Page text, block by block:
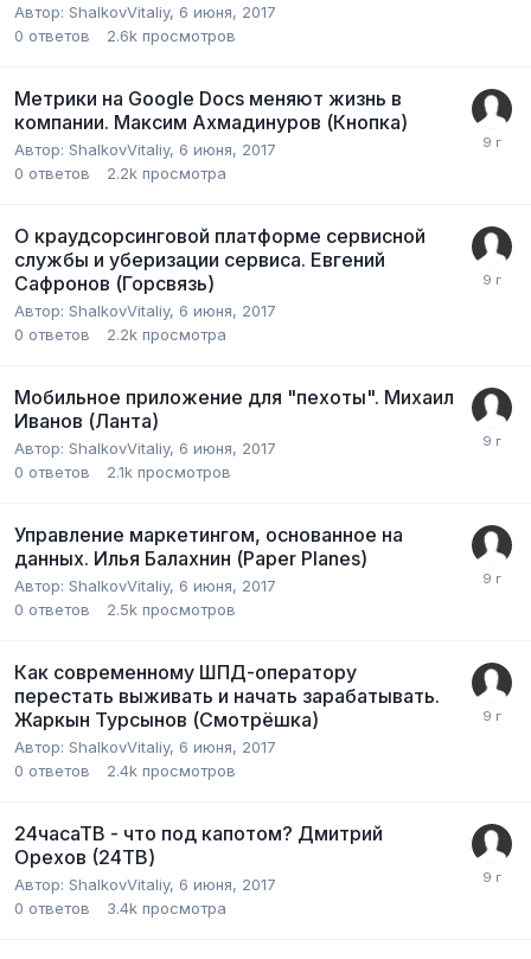
Автор: ShalkovVitaliy, 6 июня, 2017
0 ответов 2.6k просмотров
Метрики на Google Docs меняют жизнь в
компании. Максим Ахмадинуров (Кнопка)
Автор: ShalkovVitaliy, 6 июня, 2017
0 ответов 2.2k просмотра
О краудсорсинговой платформе сервисной
службы и уберизации сервиса. Евгений
Сафронов (Горсвязь)
Автор: ShalkovVitaliy, 6 июня, 2017
0 ответов 2.2k просмотра
Мобильное приложение для "пехоты". Михаил
Иванов (Ланта)
Автор: ShalkovVitaliy, 6 июня, 2017
0 ответов 2.1k просмотров
Управление маркетингом, основанное на
данных. Илья Балахнин (Paper Planes)
Автор: ShalkovVitaliy, 6 июня, 2017
0 ответов 2.5k просмотров
Как современному ШПД-оператору
перестать выживать и начать зарабатывать.
Жаркын Турсынов (Смотрёшка)
Автор: ShalkovVitaliy, 6 июня, 2017
0 ответов 2.4k просмотров
24часаТВ - что под капотом? Дмитрий
Орехов (24ТВ)
Автор: ShalkovVitaliy, 6 июня, 2017
0 ответов 3.4k просмотра